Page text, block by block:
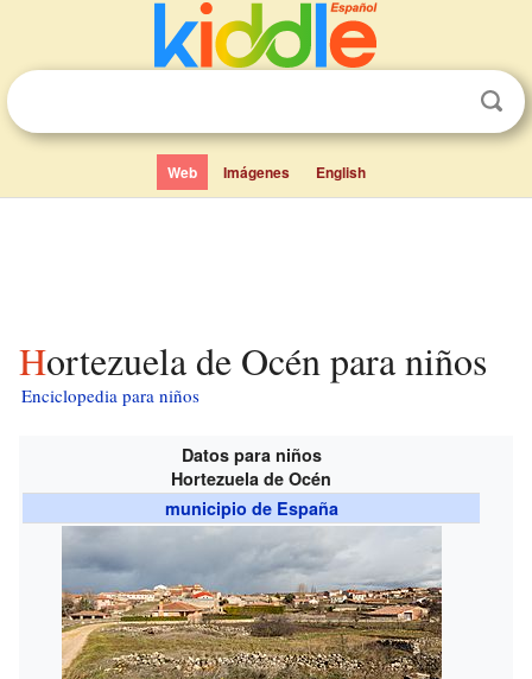
Web Imágenes English
Hortezuela de Océn para niños
Enciclopedia para niños
Datos para niños
Hortezuela de Océn
municipio de España